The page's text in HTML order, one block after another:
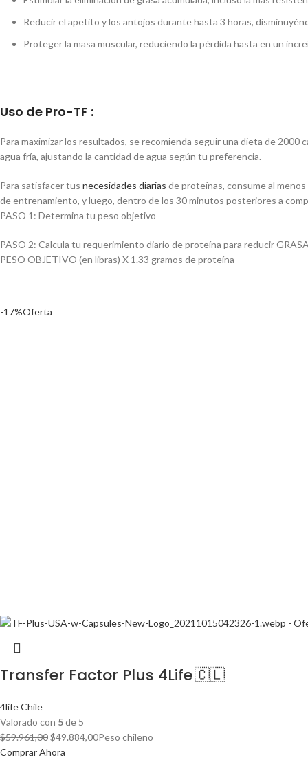
Reducir el apetito y los antojos durante hasta 3 horas,
Proteger la masa muscular, reduciendo la pérdida hasta en un
Uso de Pro-TF :
Para maximizar los resultados, se recomienda seguir una dieta de 2000
agua fría, ajustando la cantidad de agua según tu preferencia.
Para satisfacer tus necesidades diarias de proteínas, consume al
de entrenamiento, y luego, dentro de los 30 minutos posteriores a
PASO 1: Determina tu peso objetivo
PASO 2: Calcula tu requerimiento diario de proteína para reducir
PESO OBJETIVO (en libras) X 1.33 gramos de proteína
-17%Oferta
Transfer Factor Plus 4Life 🇨🇱
4life Chile
Valorado con 5de 5
$59.961,00El
precio
$49.884,00El
Peso chileno
Comprar Ahora